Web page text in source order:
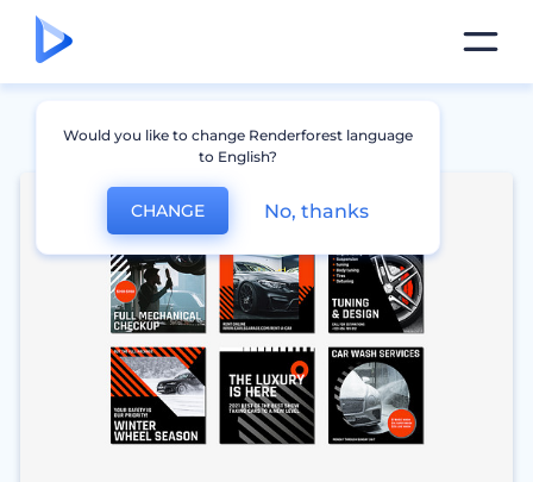
Would you like to change Renderforest language
to English?
CHANGE No, thanks